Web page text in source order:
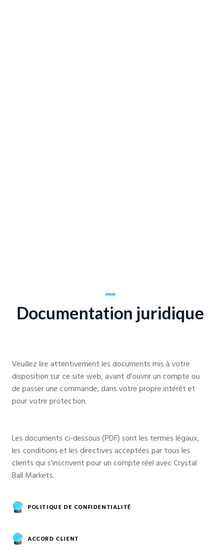
Documentation juridique
Veuillez lire attentivement les documents mis à votre
disposition sur ce site web, avant d'ouvrir un compte ou
de passer une commande, dans votre propre intérêt et
pour votre protection.
Les documents ci-dessous (PDF) sont les termes légaux,
les conditions et les directives acceptées par tous les
clients qui s'inscrivent pour un compte réel avec Crystal
Ball Markets.
POLITIQUE DE CONFIDENTIALITÉ
ACCORD CLIENT